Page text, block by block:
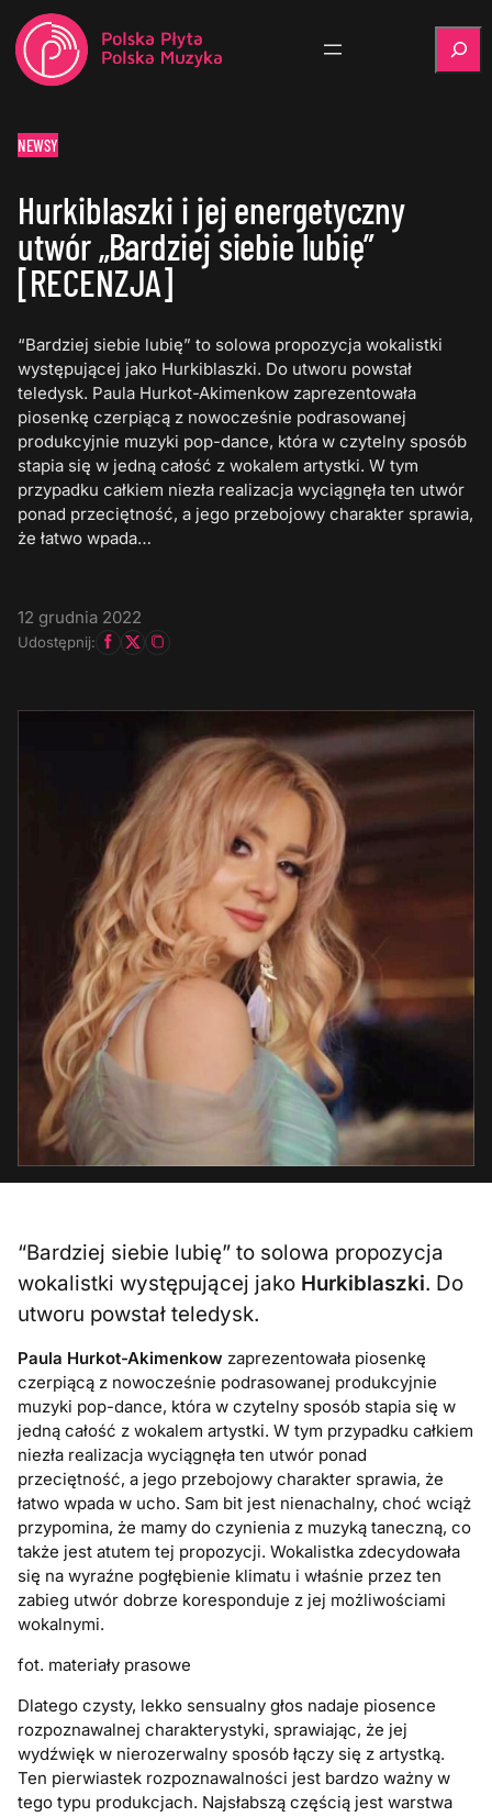
NEWSY
Hurkiblaszki i jej energetyczny
utwór „Bardziej siebie lubię”
[RECENZJA]
“Bardziej siebie lubię” to solowa propozycja wokalistki
występującej jako Hurkiblaszki. Do utworu powstał
teledysk. Paula Hurkot-Akimenkow zaprezentowała
piosenkę czerpiącą z nowocześnie podrasowanej
produkcyjnie muzyki pop-dance, która w czytelny sposób
stapia się w jedną całość z wokalem artystki. W tym
przypadku całkiem niezła realizacja wyciągnęła ten utwór
ponad przeciętność, a jego przebojowy charakter sprawia,
że łatwo wpada…
12 grudnia 2022
Udostępnij:
“Bardziej siebie lubię” to solowa propozycja
wokalistki występującej jako Hurkiblaszki. Do
utworu powstał teledysk.
Paula Hurkot-Akimenkow zaprezentowała piosenkę
czerpiącą z nowocześnie podrasowanej produkcyjnie
muzyki pop-dance, która w czytelny sposób stapia się w
jedną całość z wokalem artystki. W tym przypadku całkiem
niezła realizacja wyciągnęła ten utwór ponad
przeciętność, a jego przebojowy charakter sprawia, że
łatwo wpada w ucho. Sam bit jest nienachalny, choć wciąż
przypomina, że mamy do czynienia z muzyką taneczną, co
także jest atutem tej propozycji. Wokalistka zdecydowała
się na wyraźne pogłębienie klimatu i właśnie przez ten
zabieg utwór dobrze koresponduje z jej możliwościami
wokalnymi.
fot. materiały prasowe
Dlatego czysty, lekko sensualny głos nadaje piosence
rozpoznawalnej charakterystyki, sprawiając, że jej
wydźwięk w nierozerwalny sposób łączy się z artystką.
Ten pierwiastek rozpoznawalności jest bardzo ważny w
tego typu produkcjach. Najsłabszą częścią jest warstwa